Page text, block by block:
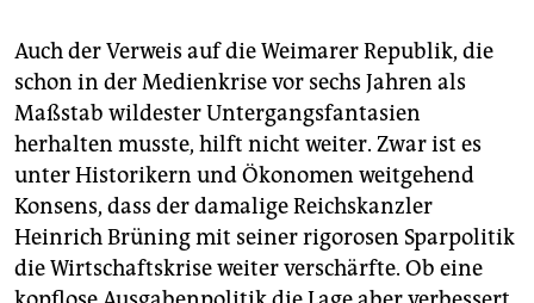
Auch der Verweis auf die Weimarer Republik, die
schon in der Medienkrise vor sechs Jahren als
Maßstab wildester Untergangsfantasien
herhalten musste, hilft nicht weiter. Zwar ist es
unter Historikern und Ökonomen weitgehend
Konsens, dass der damalige Reichskanzler
Heinrich Brüning mit seiner rigorosen Sparpolitik
die Wirtschaftskrise weiter verschärfte. Ob eine